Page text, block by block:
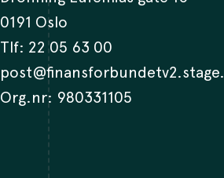
0191 Oslo
Tlf: 22 05 63 00
Org.nr: 980331105